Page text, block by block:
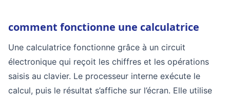
comment fonctionne une calculatrice
Une calculatrice fonctionne grâce à un circuit
électronique qui reçoit les chiffres et les opérations
saisis au clavier. Le processeur interne exécute le
calcul, puis le résultat s’affiche sur l’écran. Elle utilise